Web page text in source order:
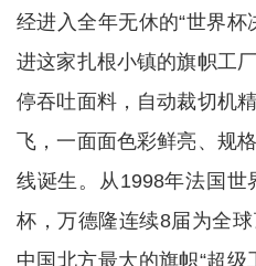
经进入全年无休的“世界杯
进这家扎根小镇的旗帜工
停吞吐面料，自动裁切机
飞，一面面色彩鲜亮、规
线诞生。从1998年法国世
杯，万德隆连续8届为全
中国北方最大的旗帜“超级